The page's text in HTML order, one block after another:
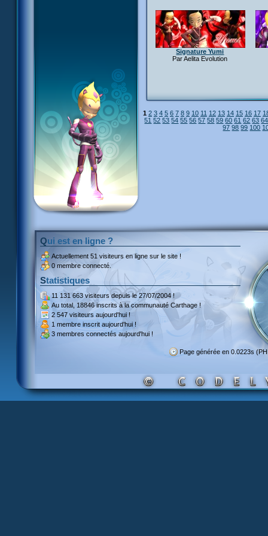
Signature Yumi
Par Aelita Evolution
1 2 3 4 5 6 7 8 9 10 11 12 13 14 15 16 17
51 52 53 54 55 56 57 58 59 60 61 62 63 64
97 98 99 100
Qui est en ligne ?
Actuellement 51 visiteurs en ligne sur le site !
0 membre connecté.
Statistiques
11 131 663 visiteursdepuis le 27/07/2004 !
Au total, 18846 inscritsà la communauté Carthage !
2 547 visiteurs aujourd'hui !
1 membre inscrit aujourd'hui !
3 membres connectés aujourd'hui !
Page générée en 0.0223s